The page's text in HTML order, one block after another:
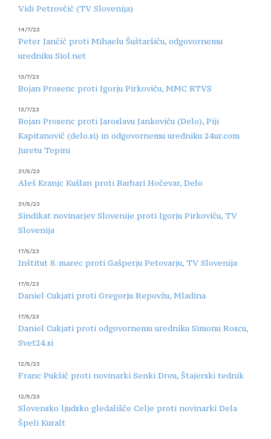
Vidi Petrovčič (TV Slovenija)
14/7/23
Peter Jančič proti Mihaelu Šuštaršiču, odgovornemu
uredniku Siol.net
13/7/23
Bojan Prosenc proti Igorju Pirkoviču, MMC RTVS
13/7/23
Bojan Prosenc proti Jaroslavu Jankoviču (Delo), Piji
Kapitanovič (delo.si) in odgovornemu uredniku 24ur.com
Juretu Tepini
31/5/23
Aleš Kranjc Kušlan proti Barbari Hočevar, Delo
31/5/23
Sindikat novinarjev Slovenije proti Igorju Pirkoviču, TV
Slovenija
17/5/23
Inštitut 8. marec proti Gašperju Petovarju, TV Slovenija
17/5/23
Daniel Cukjati proti Gregorju Repovžu, Mladina
17/5/23
Daniel Cukjati proti odgovornemu uredniku Simonu Roscu,
Svet24.si
12/5/23
Franc Pukšič proti novinarki Senki Dreu, Štajerski tednik
12/5/23
Slovensko ljudsko gledališče Celje proti novinarki Dela
Špeli Kuralt